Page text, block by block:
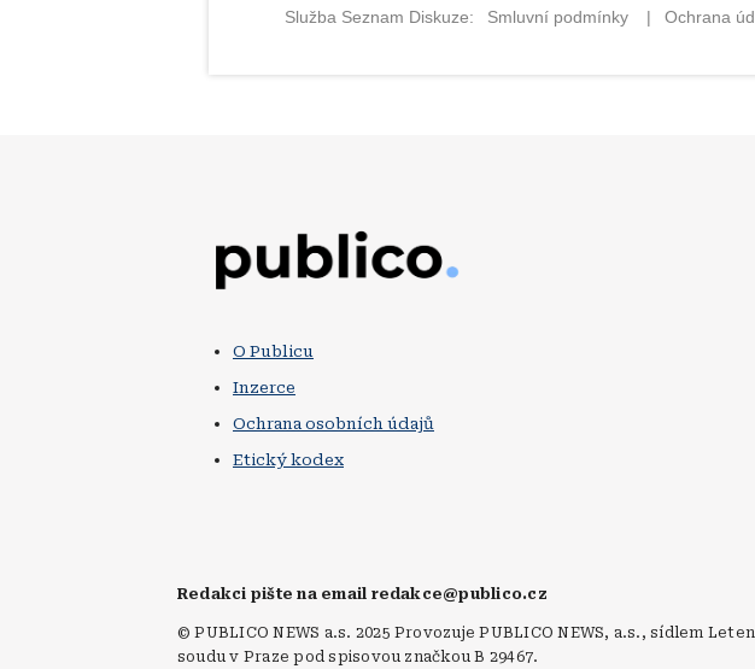
O Publicu
Inzerce
Ochrana osobních údajů
Etický kodex
Redakci pište na email redakce@publico.cz
© PUBLICO NEWS a.s. 2025 Provozuje PUBLICO NEWS, a.s., sídlem
soudu v Praze pod spisovou značkou B 29467.